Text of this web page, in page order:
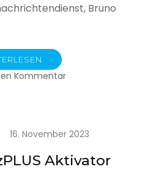
Bruno
Kommentarzu
Schlacht
im
Netz
16. November 2023
Aktivator